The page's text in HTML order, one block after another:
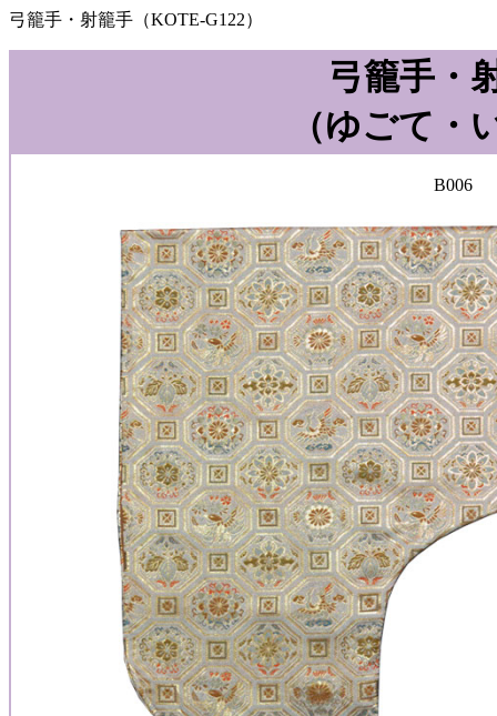
弓籠手・射籠手（KOTE-G122）
弓籠手・
（ゆごて・
B006